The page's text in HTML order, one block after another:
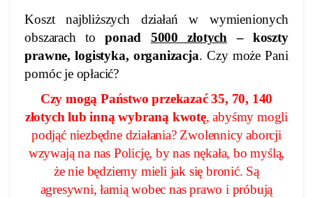
Koszt najbliższych działań w wymienionych
obszarach toponad 5000 złotych – koszty
prawne, logistyka, organizacja. Czy może Pani
pomóc je opłacić?
Czy mogą Państwo przekazać 35, 70, 140
złotych lub inną wybraną kwotę, abyśmy mogli
podjąć niezbędne działania? Zwolennicy aborcji
wzywają na nas Policję, by nas nękała, bo myślą,
że nie będziemy mieli jak się bronić. Są
agresywni, łamią wobec nas prawo i próbują